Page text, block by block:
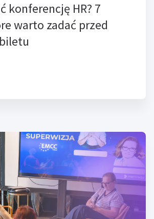
konferencję HR? 7
warto zadać przed